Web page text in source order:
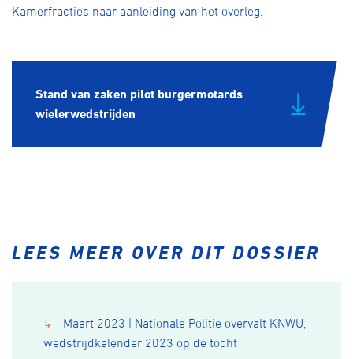
Kamerfracties naar aanleiding van het overleg.
Stand van zaken pilot burgermotards
wielerwedstrijden
LEES MEER OVER DIT DOSSIER
↳
Maart 2023 | Nationale Politie overvalt KNWU,
wedstrijdkalender 2023 op de tocht